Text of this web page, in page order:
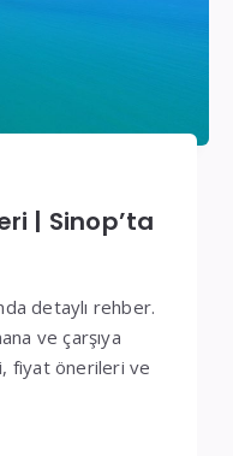
| Sinop’ta
detaylı rehber.
ve çarşıya
fiyat önerileri ve